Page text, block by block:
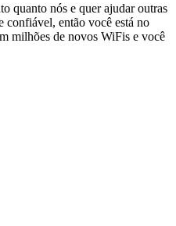
quanto nós e quer ajudar outras
confiável, então você está no
milhões de novos WiFis e você